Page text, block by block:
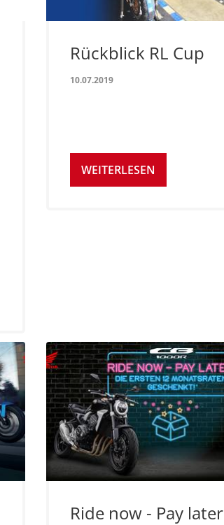
Rückblick RL Cup
10.07.2019
WEITERLESEN
Ride now - Pay later